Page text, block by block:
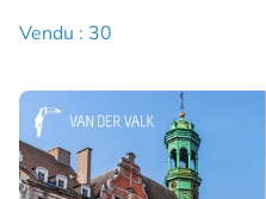
Vendu : 30